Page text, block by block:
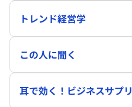
トレンド経営学
この人に聞く
耳で効く！ビジネスサプリ